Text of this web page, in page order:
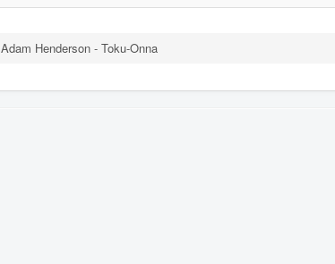
Adam Henderson - Toku-Onna